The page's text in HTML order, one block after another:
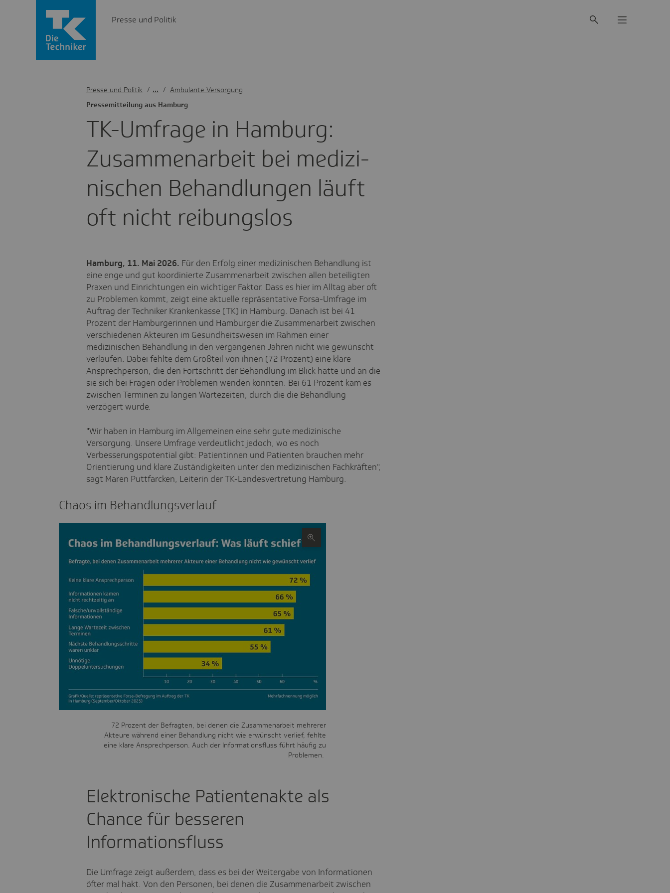
Presse und Politik
TK-Umfrage in Hamburg:
Zusam­men­ar­beit bei medi­zi­
ni­schen Behand­lungen läuft
oft nicht reibungslos
Pres­se­mit­tei­lung aus Hamburg
Presse und Politik / Ambulante Versorgung
Hamburg, 11. Mai 2026. Für den Erfolg einer medizinischen Behandlung ist
eine enge und gut koordinierte Zusammenarbeit zwischen allen beteiligten
Praxen und Einrichtungen ein wichtiger Faktor. Dass es hier im Alltag aber oft
zu Problemen kommt, zeigt eine aktuelle repräsentative Forsa-Umfrage im
Auftrag der Techniker Krankenkasse (TK) in Hamburg. Danach ist bei 41
Prozent der Hamburgerinnen und Hamburger die Zusammenarbeit zwischen
verschiedenen Akteuren im Gesundheitswesen im Rahmen einer
medizinischen Behandlung in den vergangenen Jahren nicht wie gewünscht
verlaufen. Dabei fehlte dem Großteil von ihnen (72 Prozent) eine klare
Ansprechperson, die den Fortschritt der Behandlung im Blick hatte und an die
sie sich bei Fragen oder Problemen wenden konnten. Bei 61 Prozent kam es
zwischen Terminen zu langen Wartezeiten, durch die die Behandlung
verzögert wurde.
"Wir haben in Hamburg im Allgemeinen eine sehr gute medizinische
Versorgung. Unsere Umfrage verdeutlicht jedoch, wo es noch
Verbesserungspotential gibt: Patientinnen und Patienten brauchen mehr
Orientierung und klare Zuständigkeiten unter den medizinischen Fachkräften",
sagt Maren Puttfarcken, Leiterin der TK-Landesvertretung Hamburg.
Chaos im Behand­lungs­ver­lauf
72 Prozent der Befragten, bei denen die Zusammenarbeit mehrerer
Akteure während einer Behandlung nicht wie erwünscht verlief, fehlte
eine klare Ansprechperson. Auch der Informationsfluss führt häufig zu
Problemen.
Elektronische Patientenakte als
Chance für besseren
Informationsfluss
Die Umfrage zeigt außerdem, dass es bei der Weitergabe von Informationen
öfter mal hakt. Von den Personen, bei denen die Zusammenarbeit zwischen